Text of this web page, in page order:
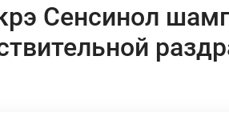
Сенсинол